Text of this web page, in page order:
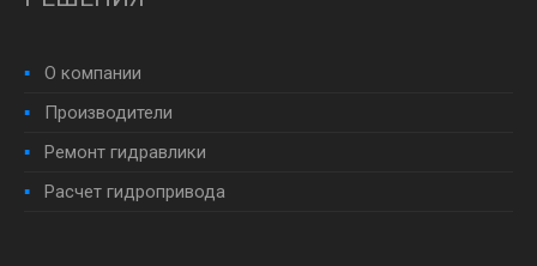
О компании
Производители
Ремонт гидравлики
Расчет гидропривода